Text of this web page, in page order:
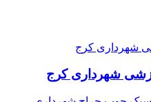
شهرداری کرج